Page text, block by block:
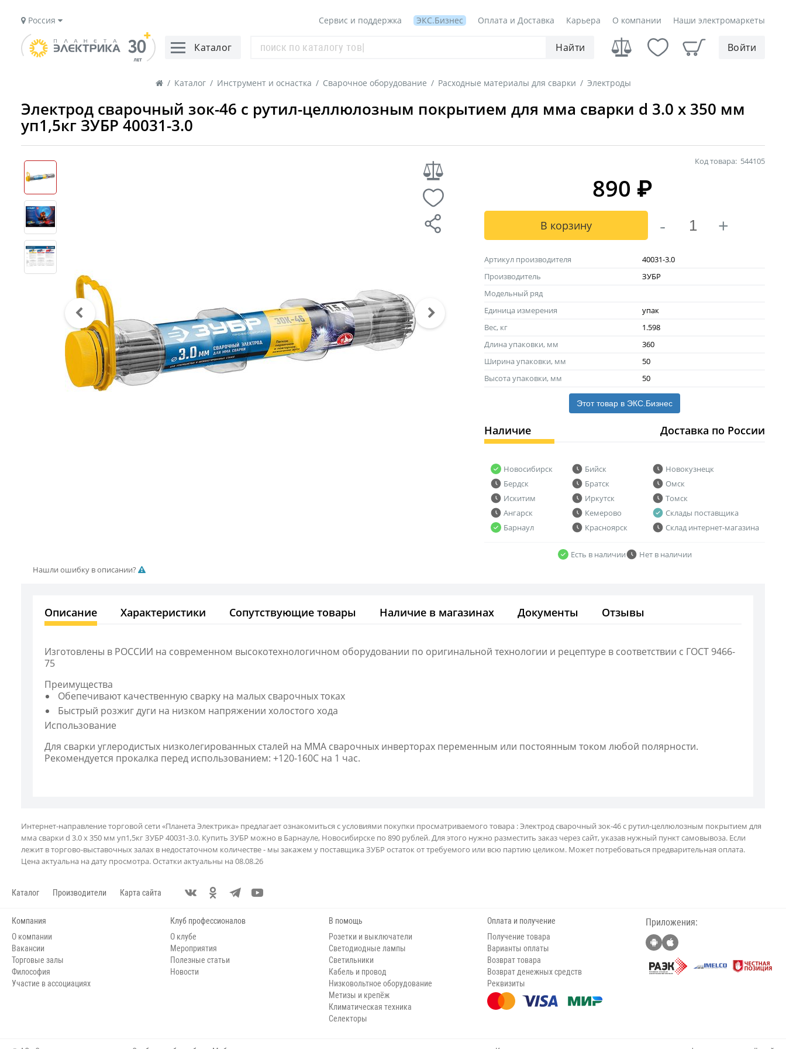
Россия Сервис и поддержка ЭКС.Бизнес Оплата и Доставка Карьера О компании Наши электромаркеты
Каталог Найти Войти
/ Каталог / Инструмент и оснастка / Сварочное оборудование / Расходные материалы для сварки / Электроды
Электрод сварочный зок-46 с рутил-целлюлозным покрытием для мма сварки d 3.0 х 350 мм
уп1,5кг ЗУБР 40031-3.0
Код товара: 544105
890 ₽
В корзину - +
Артикул производителя
40031-3.0
Производитель
ЗУБР
Модельный ряд
Единица измерения
упак
Вес, кг
1.598
Длина упаковки, мм
360
Ширина упаковки, мм
50
Высота упаковки, мм
50
Этот товар в ЭКС.Бизнес
Наличие Доставка по России
Новосибирск
Бердск
Искитим
Ангарск
Барнаул
Бийск
Братск
Иркутск
Кемерово
Красноярск
Новокузнецк
Омск
Томск
Склады поставщика
Склад интернет-магазина
Есть в наличии
Нет в наличии
Нашли ошибку в описании?
Описание Характеристики Сопутствующие товары Наличие в магазинах Документы Отзывы
Изготовлены в РОССИИ на современном высокотехнологичном оборудовании по оригинальной технологии и рецептуре в соответствии с ГОСТ 9466-
75
Преимущества
Обепечивают качественную сварку на малых сварочных токах
Быстрый розжиг дуги на низком напряжении холостого хода
Использование
Для сварки углеродистых низколегированных сталей на ММА сварочных инверторах переменным или постоянным током любой полярности.
Рекомендуется прокалка перед использованием: +120-160С на 1 час.
Интернет-направление торговой сети «Планета Электрика» предлагает ознакомиться с условиями покупки просматриваемого товара : Электрод сварочный зок-46 с рутил-целлюлозным покрытием для
мма сварки d 3.0 х 350 мм уп1,5кг ЗУБР 40031-3.0. Купить ЗУБР можно в Барнауле, Новосибирске по 890 рублей. Для этого нужно разместить заказ через сайт, указав нужный пункт самовывоза. Если
лежит в торгово-выставочных залах в недостаточном количестве - мы закажем у поставщика ЗУБР остаток от требуемого или всю партию целиком. Может потребоваться предварительная оплата.
Цена актуальна на дату просмотра. Остатки актуальны на 08.08.26
Каталог Производители Карта сайта
Компания
О компании
Вакансии
Торговые залы
Философия
Участие в ассоциациях
Клуб профессионалов
О клубе
Мероприятия
Полезные статьи
Новости
В помощь
Розетки и выключатели
Светодиодные лампы
Светильники
Кабель и провод
Низковольтное оборудование
Метизы и крепёж
Климатическая техника
Селекторы
Оплата и получение
Получение товара
Варианты оплаты
Возврат товара
Возврат денежных средств
Реквизиты
Приложения: